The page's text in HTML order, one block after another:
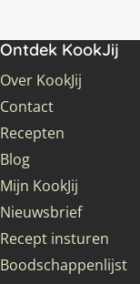
Ontdek KookJij
Over KookJij
Contact
Recepten
Blog
Mijn KookJij
Nieuwsbrief
Recept insturen
Boodschappenlijst